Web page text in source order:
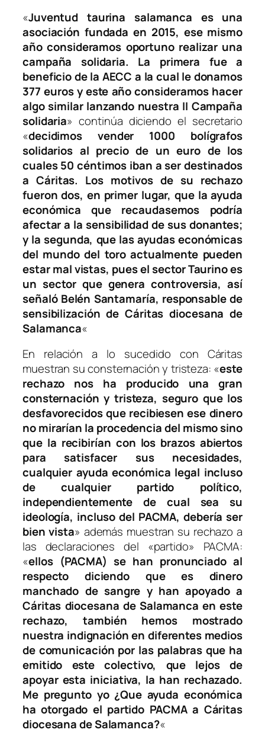
«Juventud taurina salamanca es una
asociación fundada en 2015, ese mismo
año consideramos oportuno realizar una
campaña solidaria. La primera fue a
beneficio de la AECC a la cual le donamos
377 euros y este año consideramos hacer
algo similar lanzando nuestra II Campaña
solidaria» continúa diciendo el secretario
«decidimos vender 1000 bolígrafos
solidarios al precio de un euro de los
cuales 50 céntimos iban a ser destinados
a Cáritas. Los motivos de su rechazo
fueron dos, en primer lugar, que la ayuda
económica que recaudasemos podría
afectar a la sensibilidad de sus donantes;
y la segunda, que las ayudas económicas
del mundo del toro actualmente pueden
estar mal vistas, pues el sector Taurino es
un sector que genera controversia, así
señaló Belén Santamaría, responsable de
sensibilización de Cáritas diocesana de
Salamanca«
En relación a lo sucedido con Cáritas
muestran su consternación y tristeza: «este
rechazo nos ha producido una gran
consternación y tristeza, seguro que los
desfavorecidos que recibiesen ese dinero
no mirarían la procedencia del mismo sino
que la recibirían con los brazos abiertos
para satisfacer sus necesidades,
cualquier ayuda económica legal incluso
de cualquier partido político,
independientemente de cual sea su
ideología, incluso del PACMA, debería ser
bien vista» además muestran su rechazo a
las declaraciones del «partido» PACMA:
«ellos (PACMA) se han pronunciado al
respecto diciendo que es dinero
manchado de sangre y han apoyado a
Cáritas diocesana de Salamanca en este
rechazo, también hemos mostrado
nuestra indignación en diferentes medios
de comunicación por las palabras que ha
emitido este colectivo, que lejos de
apoyar esta iniciativa, la han rechazado.
Me pregunto yo ¿Que ayuda económica
ha otorgado el partido PACMA a Cáritas
diocesana de Salamanca?«